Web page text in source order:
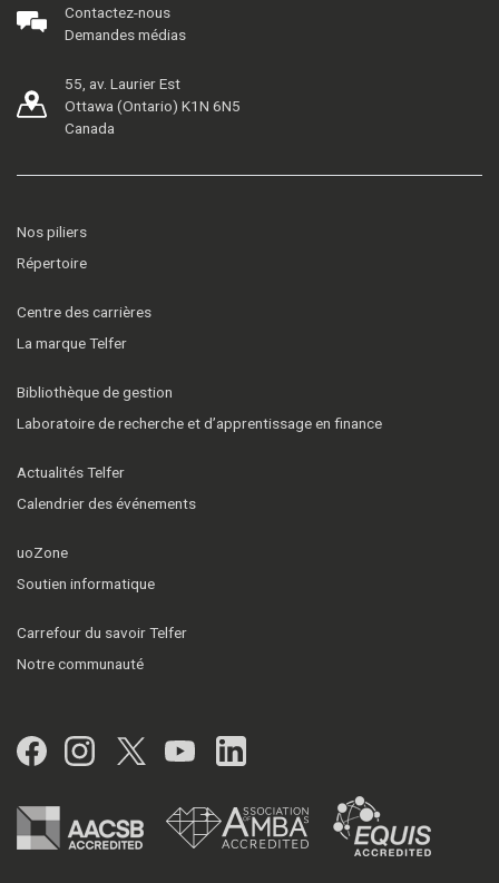
Contactez-nous
Demandes médias
55, av. Laurier Est
Ottawa (Ontario) K1N 6N5
Canada
Nos piliers
Répertoire
Centre des carrières
La marque Telfer
Bibliothèque de gestion
Laboratoire de recherche et d’apprentissage en finance
Actualités Telfer
Calendrier des événements
uoZone
Soutien informatique
Carrefour du savoir Telfer
Notre communauté
Facebook
Instagram
Twitter
YouTubeLinkedIn